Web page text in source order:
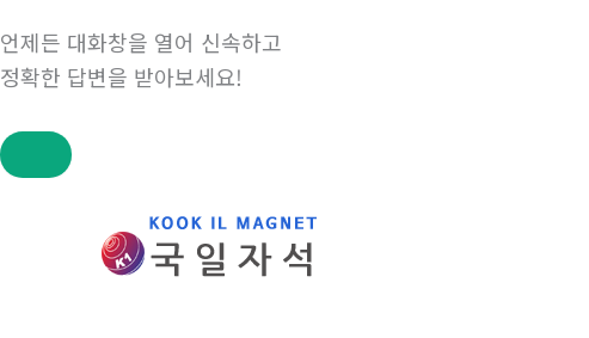
언제든 대화창을 열어 신속하고
정확한 답변을 받아보세요!